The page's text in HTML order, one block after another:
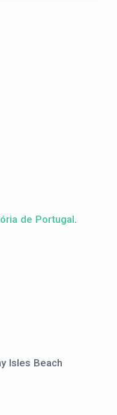
de Portugal.
Isles Beach